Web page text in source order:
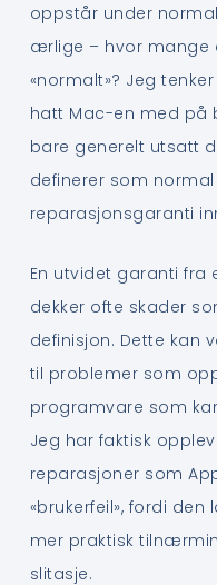
oppstår under
ærlige – hvor mange
«normalt»? Jeg
hatt Mac-en med på
bare generelt utsatt
definerer som
reparasjonsgaranti
En utvidet garanti fra
dekker ofte skader
definisjon. Dette kan
til problemer som
programvare som
Jeg har faktisk
reparasjoner som
«brukerfeil», fordi
mer praktisk
slitasje.